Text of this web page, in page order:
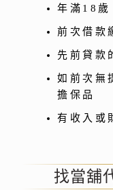
年滿18歲
前次借款
先前貸款
如前次無
擔保品
有收入或
找當舖